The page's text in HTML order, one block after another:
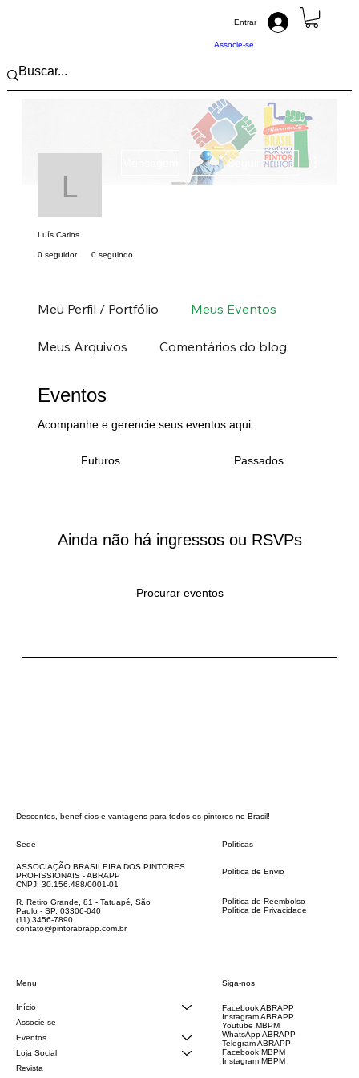
Associe-se
Entrar
Luís Carlos
Seguir
Luís Carlos
0 seguidor 0 seguindo
Meu Perfil / Portfólio Meus Eventos
Meus Arquivos Comentários do blog
Eventos
Acompanhe e gerencie seus eventos aqui.
Futuros Passados
Ainda não há ingressos ou RSVPs
Procurar eventos
Descontos, benefícios e vantagens para todos os pintores no Brasil!
Sede
ASSOCIAÇÃO BRASILEIRA DOS PINTORES
PROFISSIONAIS - ABRAPP
CNPJ: 30.156.488/0001-01
R. Retiro Grande, 81 - Tatuapé, São
Paulo - SP, 03306-040
(11) 3456-7890
contato@pintorabrapp.com.br
Menu
Início
Associe-se
Eventos
Loja Social
Revista
Políticas
Política de Envio
Política de Reembolso
Política de Privacidade
Siga-nos
Facebook ABRAPP
Instagram ABRAPP
Youtube MBPM
WhatsApp ABRAPP
Telegram ABRAPP
Facebook MBPM
Instagram MBPM